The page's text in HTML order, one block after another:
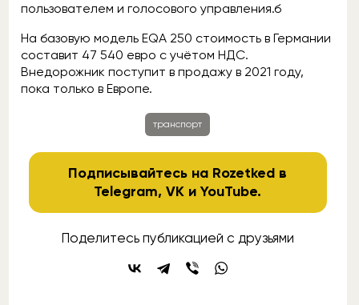
пользователем и голосового управления.б
На базовую модель EQA 250 стоимость в Германии
составит 47 540 евро с учётом НДС.
Внедорожник поступит в продажу в 2021 году,
пока только в Европе.
транспорт
Подписывайтесь на Rozetked в
Telegram,VK иYouTube.
Поделитесь публикацией с друзьями